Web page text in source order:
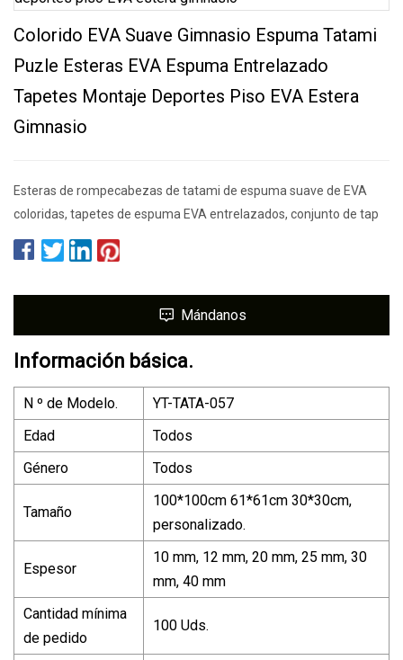
Colorido EVA Suave Gimnasio Espuma Tatami
Puzle Esteras EVA Espuma Entrelazado
Tapetes Montaje Deportes Piso EVA Estera
Gimnasio
Esteras de rompecabezas de tatami de espuma suave de EVA
coloridas, tapetes de espuma EVA entrelazados, conjunto de tap
Mándanos
Información básica.
N º de Modelo.
YT-TATA-057
Edad
Todos
Género
Todos
Tamaño
100*100cm 61*61cm 30*30cm,
personalizado.
Espesor
10 mm, 12 mm, 20 mm, 25 mm, 30
mm, 40 mm
Cantidad mínima
de pedido
100 Uds.